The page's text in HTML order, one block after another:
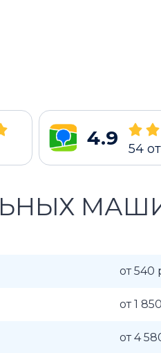
4.9 54
от 540
от 1
от 4